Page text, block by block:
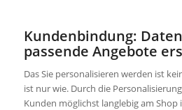
Kundenbindung:
passende Angebote
Das Sie personalisieren werden ist
ist nur wie. Durch die
Kunden möglichst langlebig am